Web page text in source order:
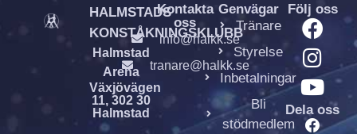
HALMSTADS
KONSTÅKNINGSKLUBB
Halmstad
Arena
Växjövägen
11, 302 30
Halmstad
Kontakta
oss
info@halkk.se
tranare@halkk.se
Genvägar
Tränare
Styrelse
Inbetalningar
Bli
stödmedlem
Följ oss
Dela oss